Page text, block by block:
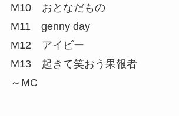
M10 おとなだもの
M11 genny day
M12 アイビー
M13 起きて笑おう果報者
～MC